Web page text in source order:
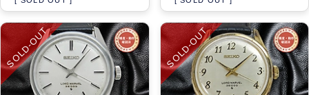
SOLD-OUT SOLD-OUT